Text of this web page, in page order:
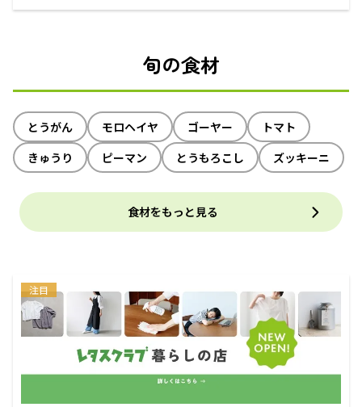
えるECサイト
旬の食材
とうがん モロヘイヤ ゴーヤー
トマト
きゅうり
ピーマン とうもろこし ズッキーニ
食材をもっと見る
注目